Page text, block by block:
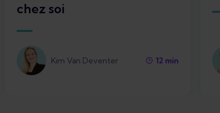
chez soi
Kim Van Deventer 12 min